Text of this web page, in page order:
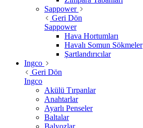
Sappower
Geri Dön
Sappower
Hava Hortumları
Havalı Somun Sökmeler
Şartlandırıcılar
Ingco
Geri Dön
Ingco
Akülü Tırpanlar
Anahtarlar
Ayarlı Penseler
Baltalar
Balyozlar